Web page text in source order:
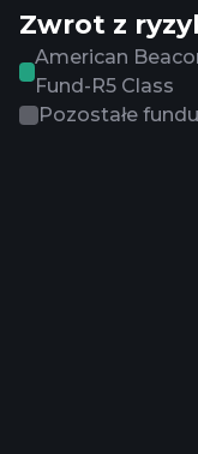
Zwrot z
American
Fund-R5 Class
Pozostałe